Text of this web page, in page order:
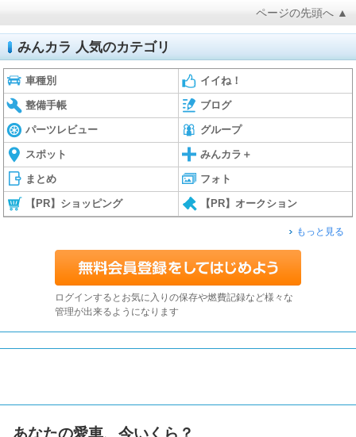
ページの先頭へ ▲
みんカラ 人気のカテゴリ
車種別 イイね！
整備手帳 ブログ
パーツレビュー グループ
スポット みんカラ＋
まとめ フォト
【PR】ショッピング 【PR】オークション
もっと見る
ログインするとお気に入りの保存や燃費記録など様々な
管理が出来るようになります
あなたの愛車、今いくら？